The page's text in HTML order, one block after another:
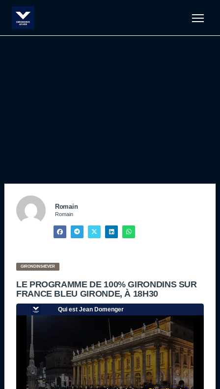
Romain
Romain
GIRONDINS4EVER
LE PROGRAMME DE 100% GIRONDINS SUR
FRANCE BLEU GIRONDE, À 18H30